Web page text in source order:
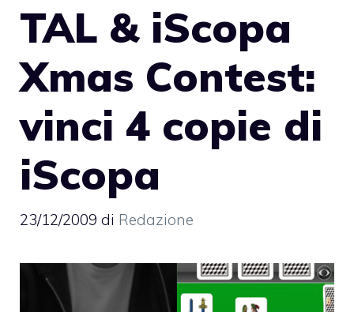
TAL & iScopa
Xmas Contest:
vinci 4 copie di
iScopa
23/12/2009 di Redazione